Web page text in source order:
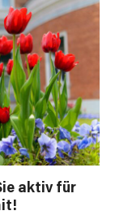
aktiv für